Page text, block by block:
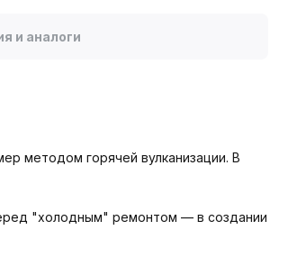
и аналоги
методом горячей вулканизации. В
"холодным" ремонтом — в создании